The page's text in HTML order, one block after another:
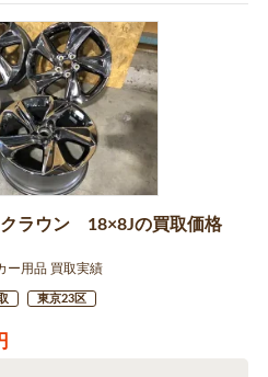
ラウン 18×8Jの買取価格
ー用品 買取実績
東京23区